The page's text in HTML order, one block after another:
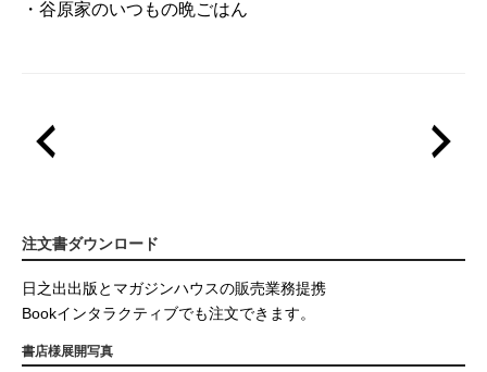
・谷原家のいつもの晩ごはん
注文書ダウンロード
日之出出版とマガジンハウスの販売業務提携
Bookインタラクティブでも注文できます。
書店様展開写真